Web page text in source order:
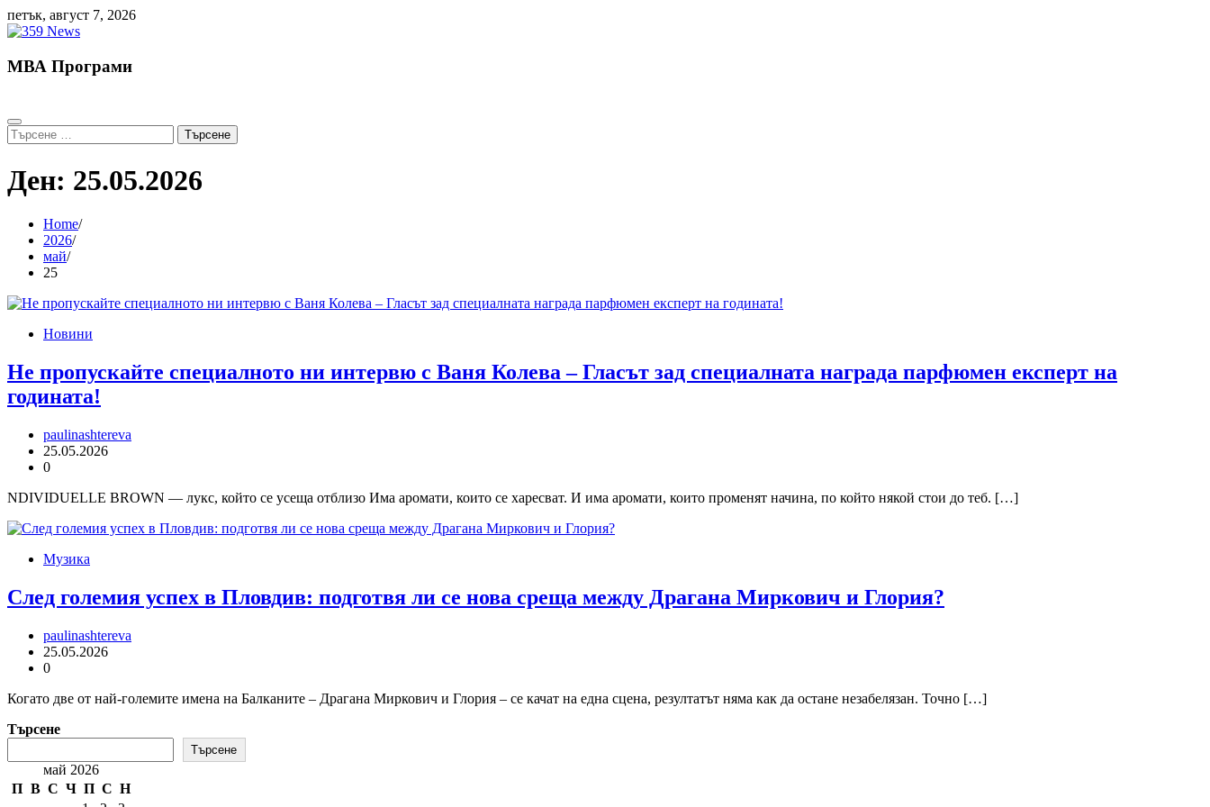
Skip
to
петък, август 7, 2026
МВА Програми
Търсене
за:
Ден: 25.05.2026
Home
2026
май
25
Новини
Не пропускайте специалното ни интервю с Ваня Колева – Гласът зад специалната награда парфюмен експерт на
годината!
paulinashtereva
25.05.2026
0
NDIVIDUELLE BROWN — лукс, който се усеща отблизо Има аромати, които се харесват. И има аромати, които променят начина, по който някой стои до теб. […]
Музика
След големия успех в Пловдив: подготвя ли се нова среща между Драгана Миркович и Глория?
paulinashtereva
25.05.2026
0
Когато две от най-големите имена на Балканите – Драгана Миркович и Глория – се качат на една сцена, резултатът няма как да остане незабелязан. Точно […]
Търсене
Търсене
май 2026
П В С Ч П С Н